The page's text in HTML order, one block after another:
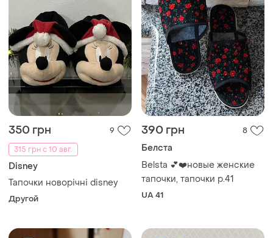
350 грн
9
315 грн с 10 авг.
Disney
Тапочки новорічні disney
Другой
390 грн 8
Белста
Belsta 💕❤️новые женские
тапочки, тапочки р.41
UA 41